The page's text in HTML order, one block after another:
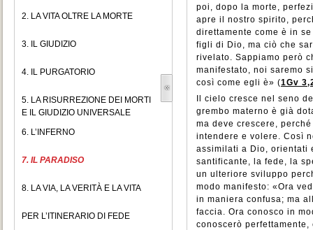
2. LA VITA OLTRE LA MORTE
3. IL GIUDIZIO
4. IL PURGATORIO
5. LA RISURREZIONE DEI MORTI
E IL GIUDIZIO UNIVERSALE
6. L’INFERNO
7. IL PARADISO
8. LA VIA, LA VERITÀ E LA VITA
PER L’ITINERARIO DI FEDE
poi, dopo la morte,
apre il nostro spirito,
direttamente come è in
figli di Dio, ma ciò che
rivelato. Sappiamo però
manifestato, noi saremo
così come egli è» (1Gv
Il cielo cresce nel seno
grembo materno è già
ma deve crescere,
intendere e volere. Così
assimilati a Dio, orientati
santificante, la fede, la
un ulteriore sviluppo
modo manifesto: «Ora
in maniera confusa; ma
faccia. Ora conosco in
conoscerò perfettamente,